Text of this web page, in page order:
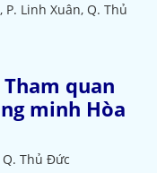
P. Linh Xuân, Q. Thủ
quan
minh Hòa
Thủ Đức